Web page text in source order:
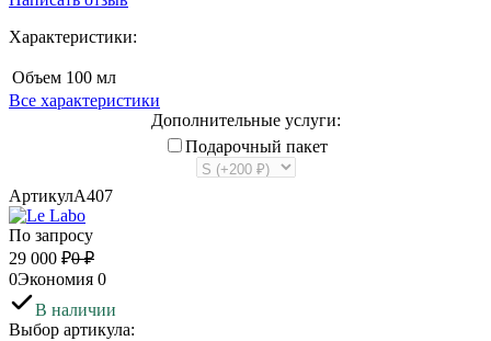
Характеристики:
Объем 100 мл
Все характеристики
Дополнительные услуги:
Подарочный пакет
АртикулA407
По запросу
29 000 ₽0 ₽
0Экономия 0
В наличии
Выбор артикула: